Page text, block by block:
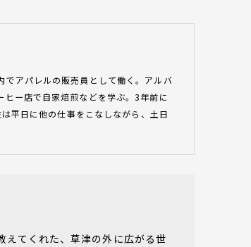
アパレルの販売員として働く。アルバ
ー店で自家焙煎などを学ぶ。3年前に
平日に他の仕事をこなしながら、土日
えてくれた、草津の外に広がる世